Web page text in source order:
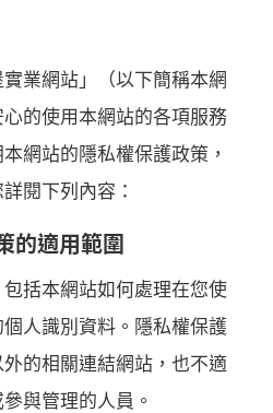
業網站」（以下簡稱本網
的使用本網站的各項服務
網站的隱私權保護政策，
閱下列內容：
的適用範圍
括本網站如何處理在您使
人識別資料。隱私權保護
的相關連結網站，也不適
與管理的人員。